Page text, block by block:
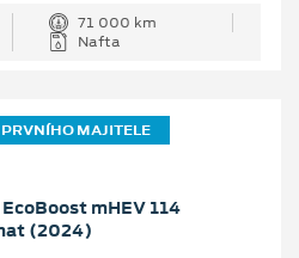
71 000 km
Nafta
MAJITELE
mHEV 114
(2024)